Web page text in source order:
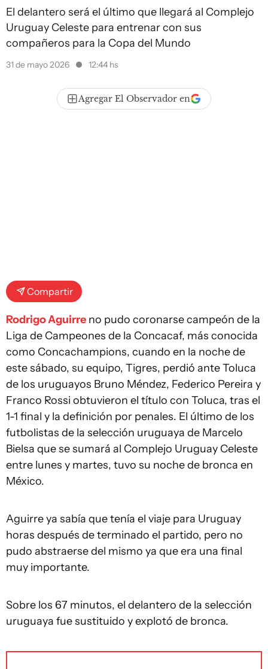
El delantero será el último que llegará al Complejo
Uruguay Celeste para entrenar con sus
compañeros para la Copa del Mundo
31 de mayo 2026 12:44 hs
Agregar El Observador en
Compartir
Rodrigo Aguirre no pudo coronarse campeón de la
Liga de Campeones de la Concacaf, más conocida
como Concachampions, cuando en la noche de
este sábado, su equipo, Tigres, perdió ante Toluca
de los uruguayos Bruno Méndez, Federico Pereira y
Franco Rossi obtuvieron el título con Toluca, tras el
1-1 final y la definición por penales. El último de los
futbolistas de la selección uruguaya de Marcelo
Bielsa que se sumará al Complejo Uruguay Celeste
entre lunes y martes, tuvo su noche de bronca en
México.
Aguirre ya sabía que tenía el viaje para Uruguay
horas después de terminado el partido, pero no
pudo abstraerse del mismo ya que era una final
muy importante.
Sobre los 67 minutos, el delantero de la selección
uruguaya fue sustituido y explotó de bronca.